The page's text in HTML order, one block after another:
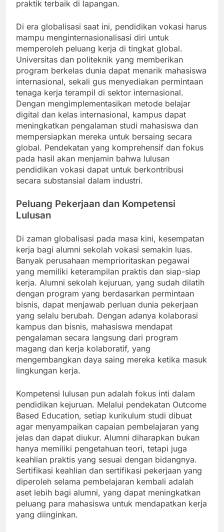
praktik terbaik di lapangan.
Di era globalisasi saat ini, pendidikan vokasi harus
mampu menginternasionalisasi diri untuk
memperoleh peluang kerja di tingkat global.
Universitas dan politeknik yang memberikan
program berkelas dunia dapat menarik mahasiswa
internasional, sekali gus menyediakan permintaan
tenaga kerja terampil di sektor internasional.
Dengan mengimplementasikan metode belajar
digital dan kelas internasional, kampus dapat
meningkatkan pengalaman studi mahasiswa dan
mempersiapkan mereka untuk bersaing secara
global. Pendekatan yang komprehensif dan fokus
pada hasil akan menjamin bahwa lulusan
pendidikan vokasi dapat untuk berkontribusi
secara substansial dalam industri.
Peluang Pekerjaan dan Kompetensi
Lulusan
Di zaman globalisasi pada masa kini, kesempatan
kerja bagi alumni sekolah vokasi semakin luas.
Banyak perusahaan memprioritaskan pegawai
yang memiliki keterampilan praktis dan siap-siap
kerja. Alumni sekolah kejuruan, yang sudah dilatih
dengan program yang berdasarkan permintaan
bisnis, dapat menjawab perluan dunia pekerjaan
yang selalu berubah. Dengan adanya kolaborasi
kampus dan bisnis, mahasiswa mendapat
pengalaman secara langsung dari program
magang dan kerja kolaboratif, yang
mengembangkan daya saing mereka ketika masuk
lingkungan kerja.
Kompetensi lulusan pun adalah fokus inti dalam
pendidikan kejuruan. Melalui pendekatan Outcome
Based Education, setiap kurikulum studi dibuat
agar menyampaikan capaian pembelajaran yang
jelas dan dapat diukur. Alumni diharapkan bukan
hanya memiliki pengetahuan teori, tetapi juga
keahlian praktis yang sesuai dengan bidangnya.
Sertifikasi keahlian dan sertifikasi pekerjaan yang
diperoleh selama pembelajaran kembali adalah
aset lebih bagi alumni, yang dapat meningkatkan
peluang para mahasiswa untuk mendapatkan kerja
yang diinginkan.